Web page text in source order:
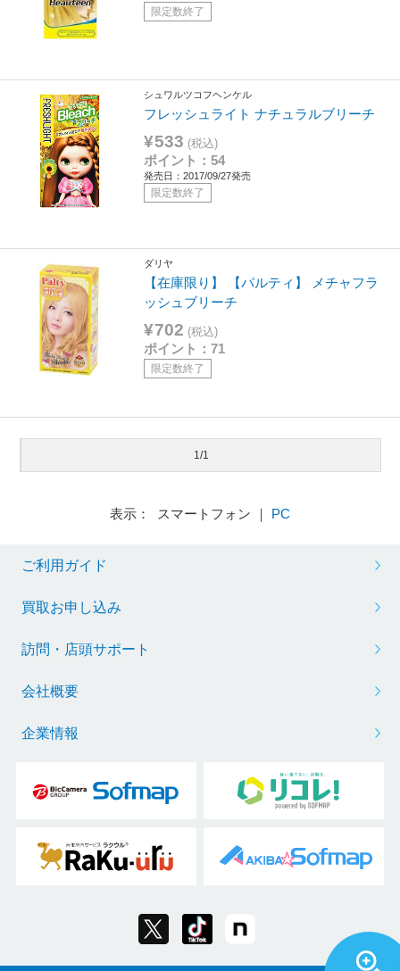
限定数終了
シュワルツコフヘンケル
フレッシュライト ナチュラルブリーチ
¥533 (税込)
ポイント：54
発売日：2017/09/27発売
限定数終了
ダリヤ
【在庫限り】 【パルティ】 メチャフラ
ッシュブリーチ
¥702 (税込)
ポイント：71
限定数終了
1/1
表示： スマートフォン ｜ PC
ご利用ガイド
買取お申し込み
訪問・店頭サポート
会社概要
企業情報